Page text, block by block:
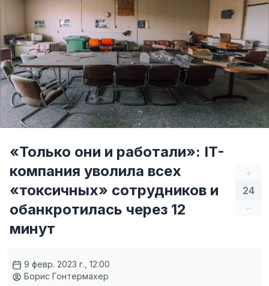
+
24
–
«Только они и работали»: IT-
компания уволила всех
«токсичных» сотрудников и
обанкротилась через 12
минут
9 февр. 2023 г., 12:00
Борис Гонтермахер